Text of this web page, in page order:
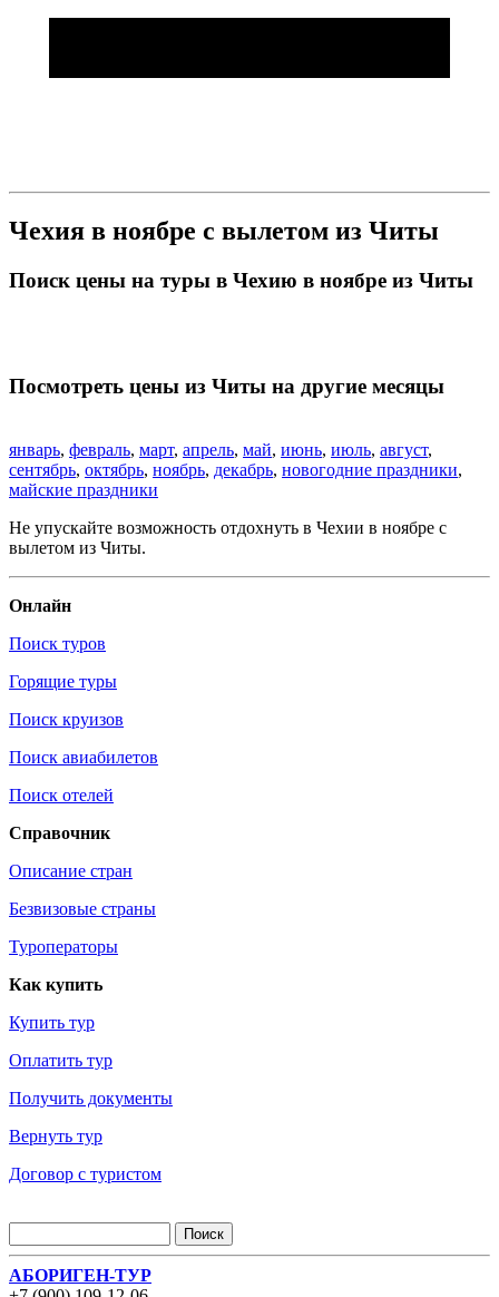
Чехия в ноябре с вылетом из Читы
Поиск цены на туры в Чехию в ноябре из Читы
Посмотреть цены из Читы на другие месяцы
январь, февраль, март, апрель, май, июнь, июль, август,
сентябрь, октябрь, ноябрь, декабрь, новогодние праздники,
майские праздники
Не упускайте возможность отдохнуть в Чехии в ноябре с
вылетом из Читы.
Онлайн
Поиск туров
Горящие туры
Поиск круизов
Поиск авиабилетов
Поиск отелей
Справочник
Описание стран
Безвизовые страны
Туроператоры
Как купить
Купить тур
Оплатить тур
Получить документы
Вернуть тур
Договор с туристом
АБОРИГЕН-ТУР